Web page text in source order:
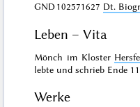
GND102571627 Dt.
Leben – Vita
Mönch im Kloster
lebte und schrieb Ende
Werke